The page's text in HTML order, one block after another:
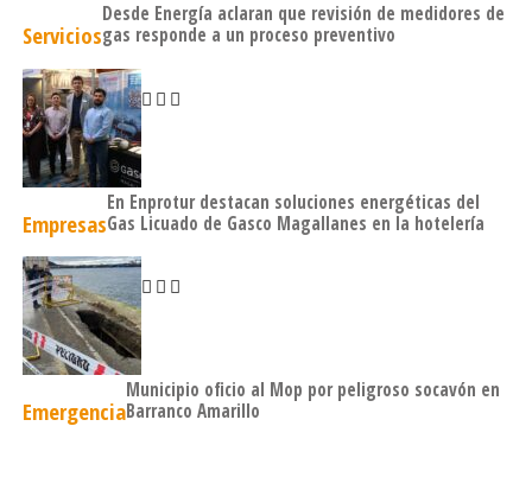
Servicios
Desde Energía aclaran que revisión de medidores de
gas responde a un proceso preventivo
Empresas
En Enprotur destacan soluciones energéticas del
Gas Licuado de Gasco Magallanes en la hotelería
Emergencia
Municipio oficio al Mop por peligroso socavón en
Barranco Amarillo